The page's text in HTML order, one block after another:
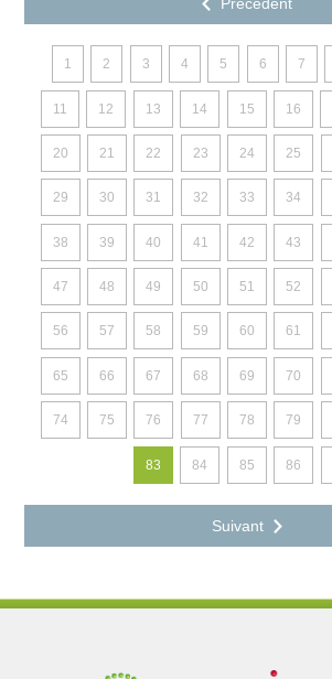
1 2 3 4 5 6 7
11 12 13 14 15 16
20 21 22 23 24 25
29 30 31 32 33 34
38 39 40 41 42 43
47 48 49 50 51 52
56 57 58 59 60 61
65 66 67 68 69 70
74 75 76 77 78 79
83 84 85 86